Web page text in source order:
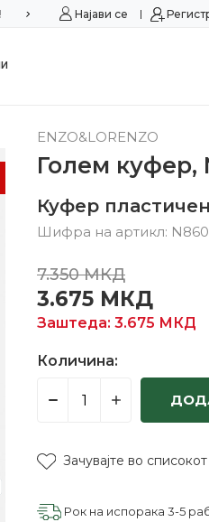
Можност за замена
Најави се
ENZO&LORENZO
Голем куфер,
Куфер пластичен
Шифра на артикл:
7.350 МКД
3.675 МКД
Заштеда: 3.675 МКД
Количина:
Зачувајте во
Рок на испорака 3-5